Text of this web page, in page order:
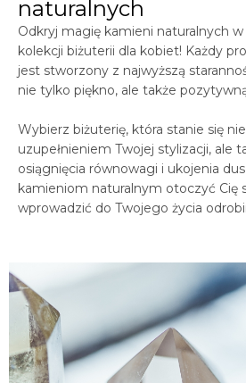
naturalnych
Odkryj magię kamieni naturalnych
kolekcji biżuterii dla kobiet! Każdy
jest stworzony z najwyższą
nie tylko piękno, ale także
Wybierz biżuterię, która stanie się
uzupełnieniem Twojej stylizacji, ale
osiągnięcia równowagi i ukojenia
kamieniom naturalnym otoczyć Cię
wprowadzić do Twojego życia